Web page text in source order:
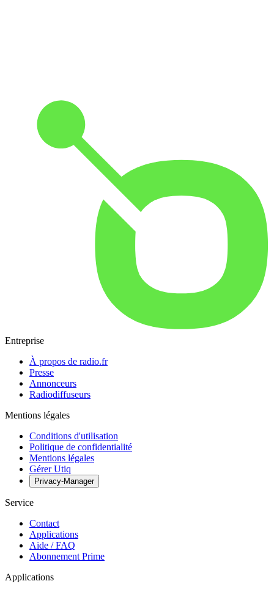
Entreprise
À propos de radio.fr
Presse
Annonceurs
Radiodiffuseurs
Mentions légales
Conditions d'utilisation
Politique de confidentialité
Mentions légales
Gérer Utiq
Privacy-Manager
Service
Contact
Applications
Aide / FAQ
Abonnement Prime
Applications